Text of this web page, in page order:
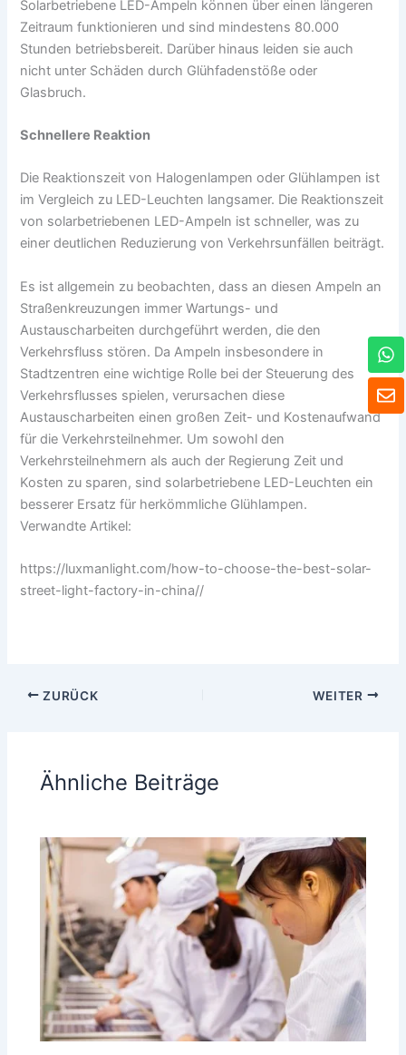
Solarbetriebene LED-Ampeln können über einen längeren
Zeitraum funktionieren und sind mindestens 80.000
Stunden betriebsbereit. Darüber hinaus leiden sie auch
nicht unter Schäden durch Glühfadenstöße oder
Glasbruch.
Schnellere Reaktion
Die Reaktionszeit von Halogenlampen oder Glühlampen ist
im Vergleich zu LED-Leuchten langsamer. Die Reaktionszeit
von solarbetriebenen LED-Ampeln ist schneller, was zu
einer deutlichen Reduzierung von Verkehrsunfällen beiträgt.
Es ist allgemein zu beobachten, dass an diesen Ampeln an
Straßenkreuzungen immer Wartungs- und
Austauscharbeiten durchgeführt werden, die den
Verkehrsfluss stören. Da Ampeln insbesondere in
Stadtzentren eine wichtige Rolle bei der Steuerung des
Verkehrsflusses spielen, verursachen diese
Austauscharbeiten einen großen Zeit- und Kostenaufwand
für die Verkehrsteilnehmer. Um sowohl den
Verkehrsteilnehmern als auch der Regierung Zeit und
Kosten zu sparen, sind solarbetriebene LED-Leuchten ein
besserer Ersatz für herkömmliche Glühlampen.
Verwandte Artikel:
https://luxmanlight.com/how-to-choose-the-best-solar-
street-light-factory-in-china//
ZURÜCK WEITER
Ähnliche Beiträge
U
m
W
h
a
t
s